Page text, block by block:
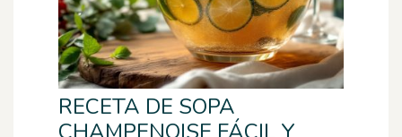
RECETA DE SOPA
CHAMPENOISE FÁCIL Y